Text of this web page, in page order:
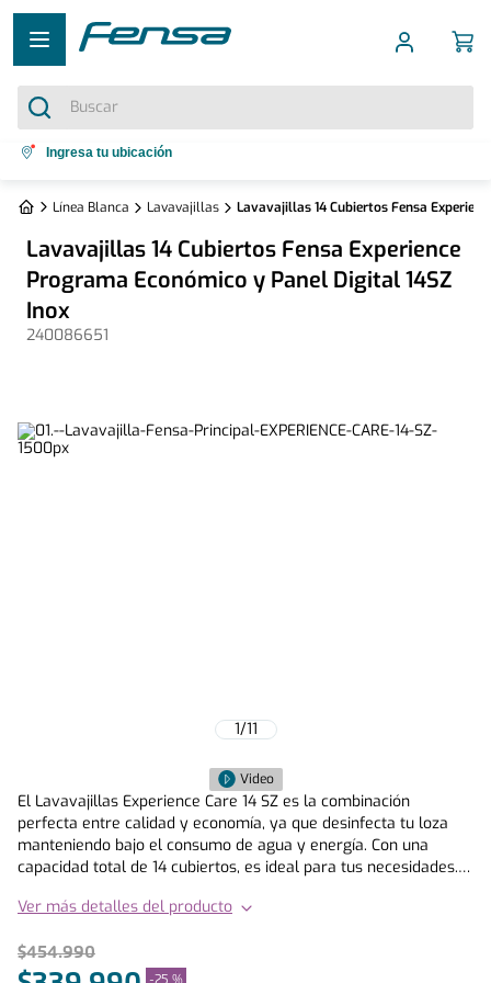
Buscar
Términos más buscados
bottom freezer
4.
5. secadora
Ingresa tu ubicación
Línea Blanca Lavavajillas Lavavajillas 14 Cubiertos Fensa
Lavavajillas 14 Cubiertos Fensa Experience
Programa Económico y Panel Digital 14SZ
Inox
240086651
1/11
Video
El Lavavajillas Experience Care 14 SZ es la combinación
perfecta entre calidad y economía, ya que desinfecta tu loza
manteniendo bajo el consumo de agua y energía. Con una
capacidad total de 14 cubiertos, es ideal para tus necesidades.
más variados tipos y cantidades de carga. Con el programa Eco
energía en el ciclo para cuidar bien tu vajilla sin dejar de lado el
medio ambiente. Lava tus piezas de loza más delicadas con el
Ver más detalles del producto
$454.990